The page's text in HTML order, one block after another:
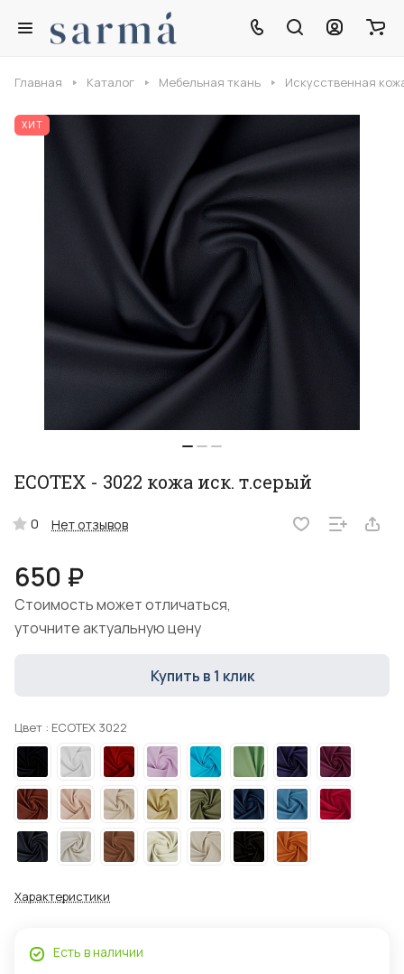
Главная Каталог Мебельная ткань Искусственная
ХИТ
ECOTEX - 3022 кожа иск. т.серый
0 Нет отзывов
650 ₽
Стоимость может отличаться,
уточните актуальную цену
Купить в 1 клик
Цвет : ECOTEX 3022
Характеристики
Есть в наличии